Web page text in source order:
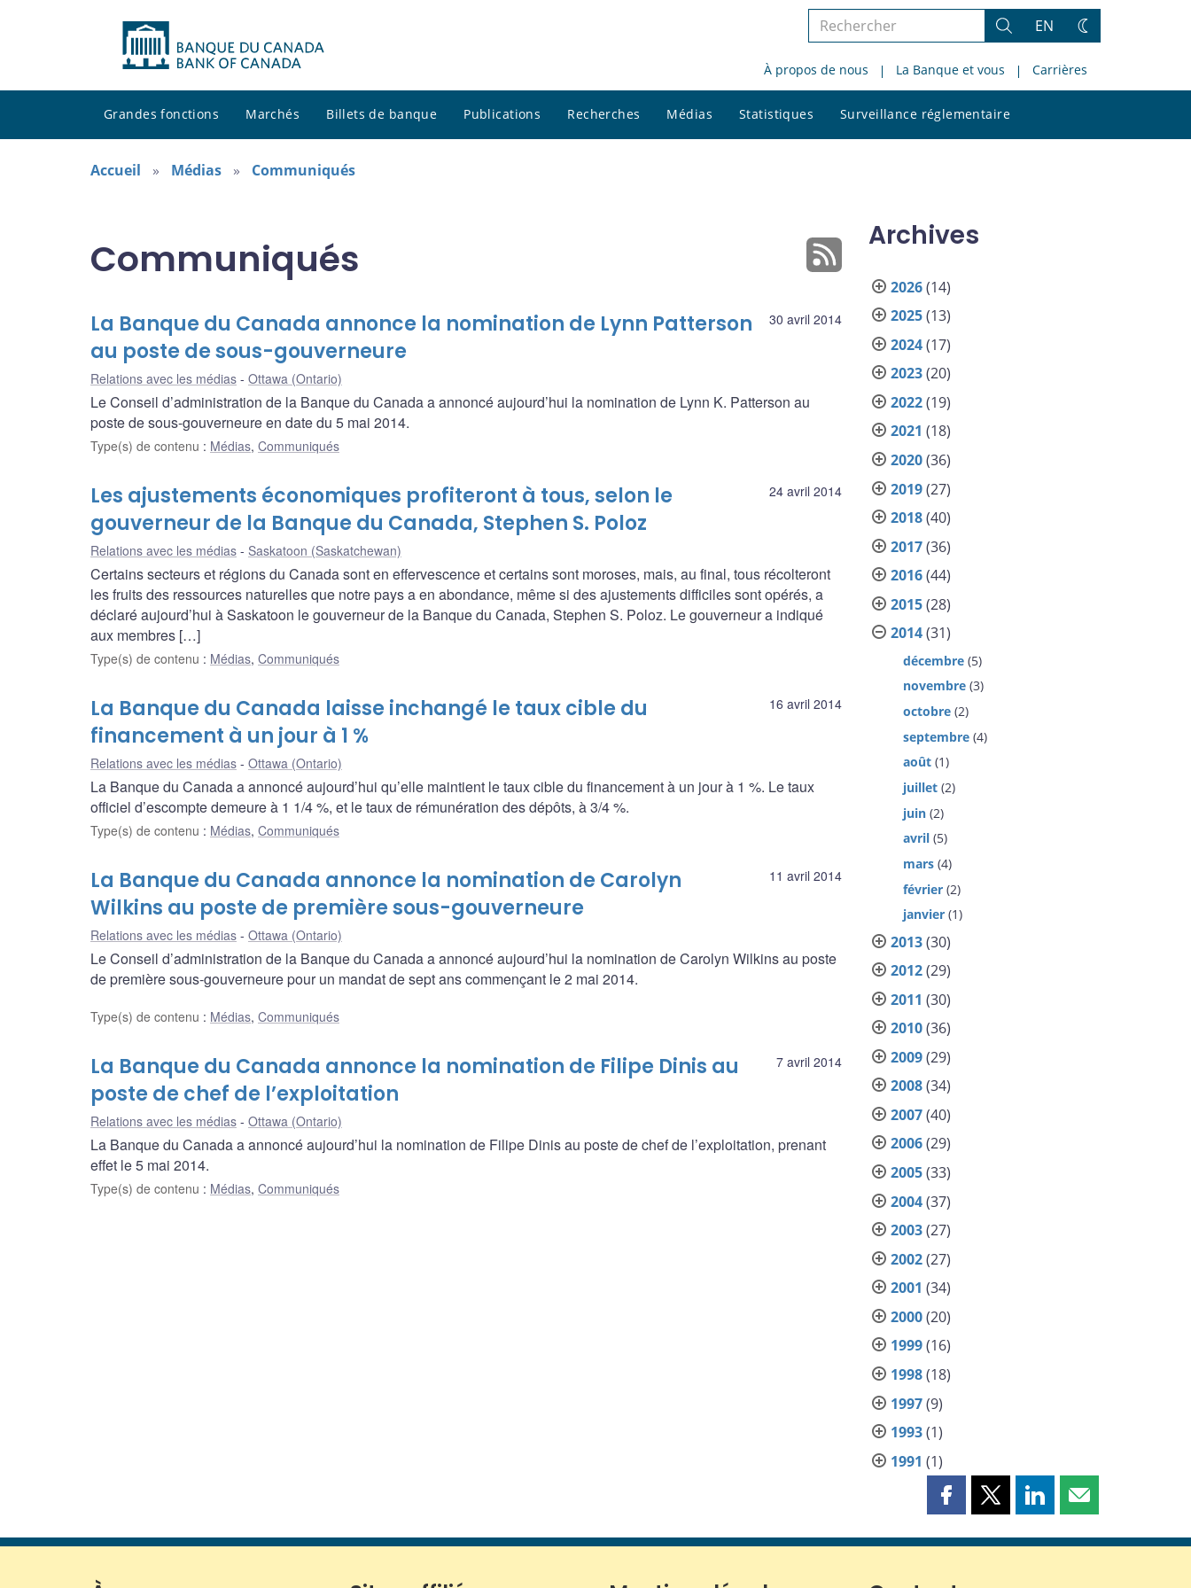
Rechercher
le
site
Rechercher
EN
Changez
thème
À propos de nous La Banque et vous Carrières
Grandes fonctions Marchés Billets de banque Publications Recherches Médias Statistiques Surveillance réglementaire
le
Accueil Médias Communiqués
Communiqués
30 avril 2014
La Banque du Canada annonce la nomination de Lynn Patterson
au poste de sous-gouverneure
Relations avec les médias Ottawa (Ontario)
Le Conseil d’administration de la Banque du Canada a annoncé aujourd’hui la nomination de Lynn K. Patterson au
poste de sous-gouverneure en date du 5 mai 2014.
Type(s) de contenu : Médias, Communiqués
24 avril 2014
Les ajustements économiques profiteront à tous, selon le
gouverneur de la Banque du Canada, Stephen S. Poloz
Relations avec les médias Saskatoon (Saskatchewan)
Certains secteurs et régions du Canada sont en effervescence et certains sont moroses, mais, au final, tous récolteront
les fruits des ressources naturelles que notre pays a en abondance, même si des ajustements difficiles sont opérés, a
déclaré aujourd’hui à Saskatoon le gouverneur de la Banque du Canada, Stephen S. Poloz. Le gouverneur a indiqué
aux membres […]
Type(s) de contenu : Médias, Communiqués
16 avril 2014
La Banque du Canada laisse inchangé le taux cible du
financement à un jour à 1 %
Relations avec les médias Ottawa (Ontario)
La Banque du Canada a annoncé aujourd’hui qu’elle maintient le taux cible du financement à un jour à 1 %. Le taux
officiel d’escompte demeure à 1 1/4 %, et le taux de rémunération des dépôts, à 3/4 %.
Type(s) de contenu : Médias, Communiqués
11 avril 2014
La Banque du Canada annonce la nomination de Carolyn
Wilkins au poste de première sous-gouverneure
Relations avec les médias Ottawa (Ontario)
Le Conseil d’administration de la Banque du Canada a annoncé aujourd’hui la nomination de Carolyn Wilkins au poste
de première sous-gouverneure pour un mandat de sept ans commençant le 2 mai 2014.
Type(s) de contenu : Médias, Communiqués
7 avril 2014
La Banque du Canada annonce la nomination de Filipe Dinis au
poste de chef de l’exploitation
Relations avec les médias Ottawa (Ontario)
La Banque du Canada a annoncé aujourd’hui la nomination de Filipe Dinis au poste de chef de l’exploitation, prenant
effet le 5 mai 2014.
Type(s) de contenu : Médias, Communiqués
Archives
2026(14)
2025(13)
2024(17)
2023(20)
2022(19)
2021 (18)
2020(36)
2019(27)
2018(40)
2017(36)
2016(44)
2015(28)
2014(31)
décembre (5)
novembre (3)
octobre (2)
septembre (4)
août (1)
juillet (2)
juin (2)
avril (5)
mars (4)
février (2)
janvier (1)
2013(30)
2012(29)
2011 (30)
2010(36)
2009(29)
2008(34)
2007(40)
2006(29)
2005(33)
2004(37)
2003(27)
2002(27)
2001 (34)
2000(20)
1999(16)
1998(18)
1997(9)
1993(1)
1991 (1)
Partager
page
Partager
page
Partager
page
Partager
page